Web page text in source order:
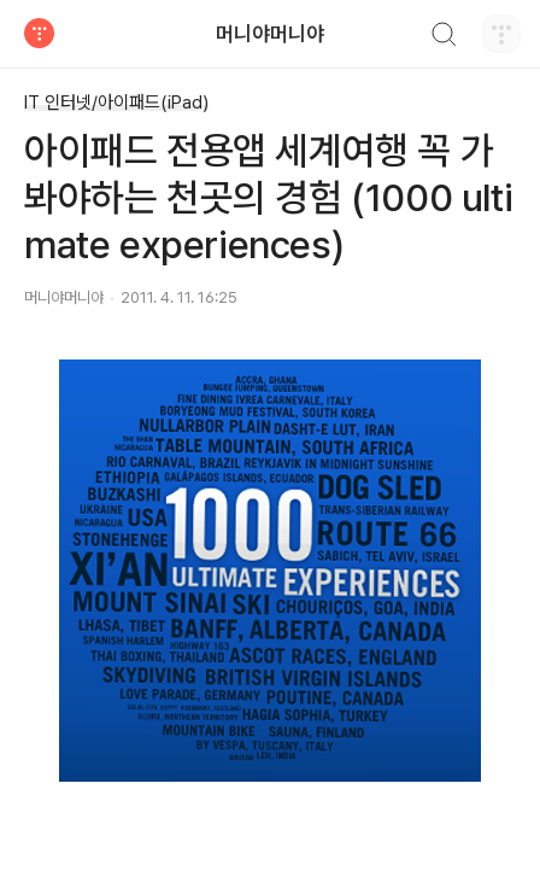
머니야머니야
IT 인터넷/아이패드(iPad)
아이패드 전용앱 세계여행 꼭 가
봐야하는 천곳의 경험 (1000 ulti
mate experiences)
머니야머니야 2011. 4. 11. 16:25